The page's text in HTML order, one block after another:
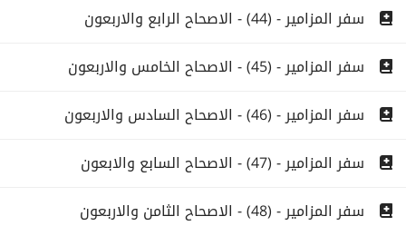
سفر المزامير - (44) - الاصحاح الرابع والاربعون
سفر المزامير - (45) - الاصحاح الخامس والاربعون
سفر المزامير - (46) - الاصحاح السادس والاربعون
سفر المزامير - (47) - الاصحاح السابع والابعون
سفر المزامير - (48) - الاصحاح الثامن والاربعون